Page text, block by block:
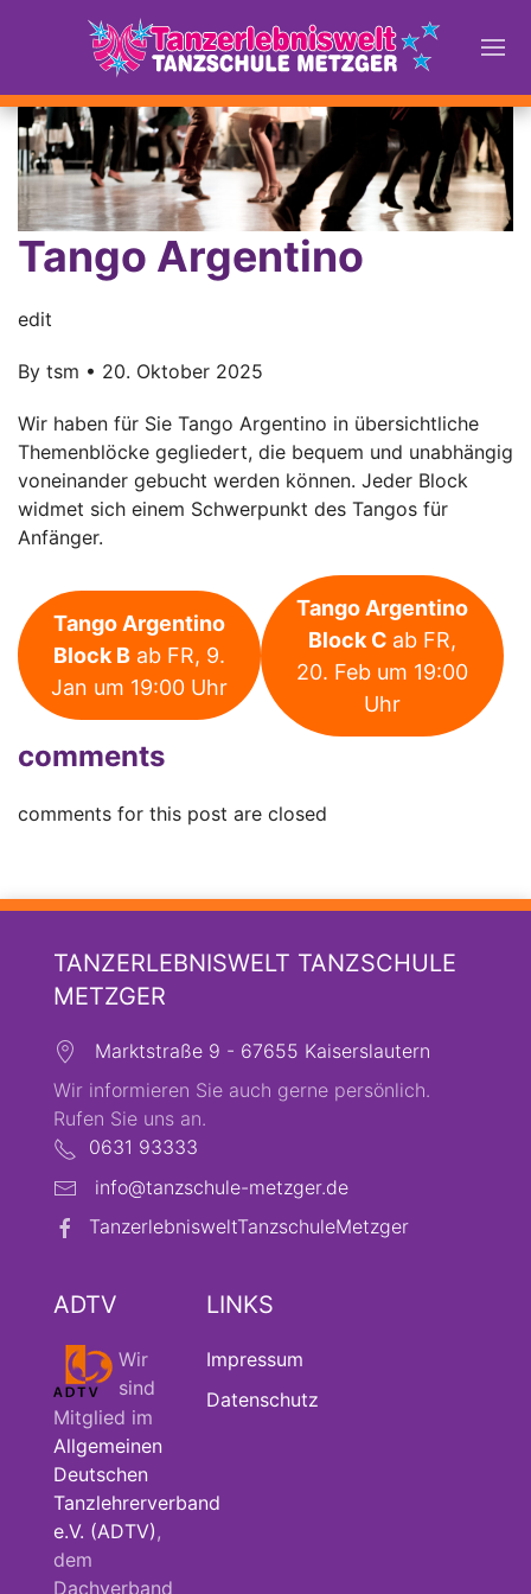
Tango Argentino
edit
By tsm • 20. Oktober 2025
Wir haben für Sie Tango Argentino in übersichtliche
Themenblöcke gegliedert, die bequem und unabhängig
voneinander gebucht werden können. Jeder Block
widmet sich einem Schwerpunkt des Tangos für
Anfänger.
Tango Argentino
Block B ab FR, 9.
Jan um 19:00 Uhr
Tango Argentino
Block C ab FR,
20. Feb um 19:00
Uhr
comments
comments for this post are closed
TANZERLEBNISWELT TANZSCHULE
METZGER
Marktstraße 9 - 67655 Kaiserslautern
Wir informieren Sie auch gerne persönlich.
Rufen Sie uns an.
0631 93333
info@tanzschule-metzger.de
TanzerlebnisweltTanzschuleMetzger
ADTV
Wir
sind
Mitglied im
Allgemeinen
Deutschen
Tanzlehrerverband
e.V. (ADTV),
dem
Dachverband
LINKS
Impressum
Datenschutz